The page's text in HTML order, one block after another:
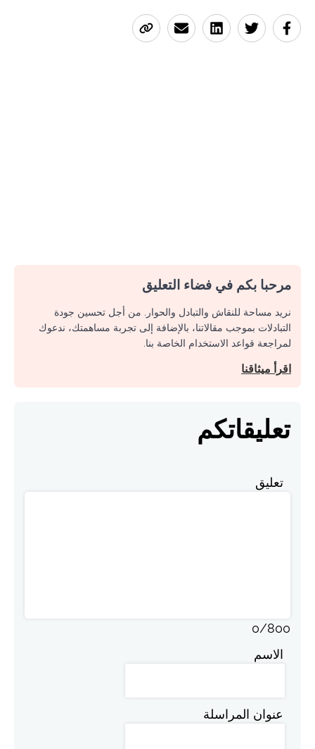
مرحبا بكم في فضاء التعليق
نريد مساحة للنقاش والتبادل والحوار. من أجل تحسين جودة
التبادلات بموجب مقالاتنا، بالإضافة إلى تجربة مساهمتك، ندعوك
لمراجعة قواعد الاستخدام الخاصة بنا.
اقرأ ميثاقنا
تعليقاتكم
تعليق
0/800
الاسم
عنوان المراسلة